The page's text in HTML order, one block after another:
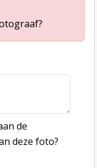
de
deze foto?